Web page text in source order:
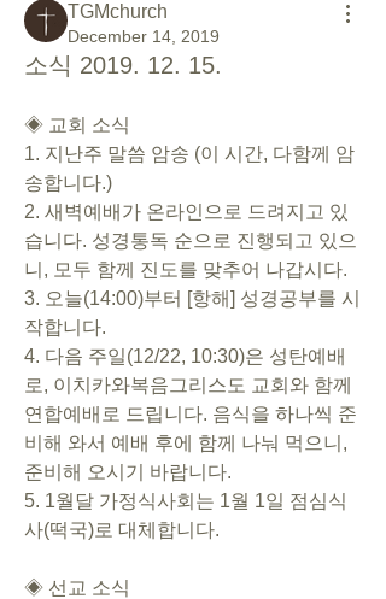
TGMchurch
December 14, 2019
소식 2019. 12. 15.
◈ 교회 소식
1. 지난주 말씀 암송 (이 시간, 다함께 암
송합니다.)
2. 새벽예배가 온라인으로 드려지고 있
습니다. 성경통독 순으로 진행되고 있으
니, 모두 함께 진도를 맞추어 나갑시다.
3. 오늘(14:00)부터 [항해] 성경공부를 시
작합니다.
4. 다음 주일(12/22, 10:30)은 성탄예배
로, 이치카와복음그리스도 교회와 함께
연합예배로 드립니다. 음식을 하나씩 준
비해 와서 예배 후에 함께 나눠 먹으니,
준비해 오시기 바랍니다.
5. 1월달 가정식사회는 1월 1일 점심식
사(떡국)로 대체합니다.
◈ 선교 소식